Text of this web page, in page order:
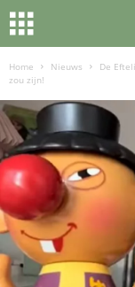
Home Nieuws
De
zou zijn!